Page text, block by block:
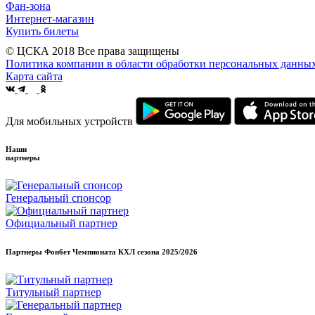
Фан-зона
Интернет-магазин
Купить билеты
© ЦСКА 2018 Все права защищены
Политика компании в области обработки персональных
Карта сайта
Для мобильных устройств
Наши
партнеры
Генеральный спонсор
Официальный партнер
Партнеры Фонбет Чемпионата КХЛ сезона 2025/2026
Титульный партнер